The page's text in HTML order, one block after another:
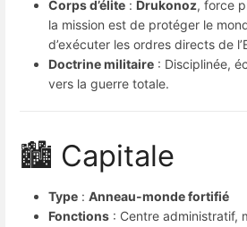
Corps d’élite : Drukonoz, force
la mission est de protéger le
d’exécuter les ordres directs de
Doctrine militaire : Disciplinée,
vers la guerre totale.
🏙 Capitale
Type : Anneau-monde fortifié
Fonctions : Centre administratif,